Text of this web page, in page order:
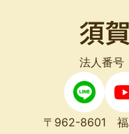
法人番
〒962-8601 福